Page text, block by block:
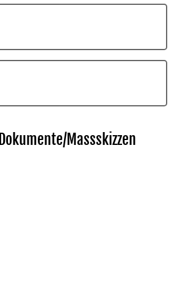
Dokumente/Massskizzen